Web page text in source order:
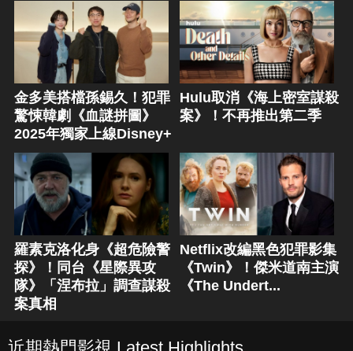
金多美搭檔孫錫久！犯罪
驚悚韓劇《血謎拼圖》
2025年獨家上線Disney+
Hulu取消《海上密室謀殺
案》！不再推出第二季
羅素克洛化身《超危險警
探》！同台《星際異攻
隊》「涅布拉」調查謀殺
案真相
Netflix改編黑色犯罪影集
《Twin》！傑米道南主演
《The Undert...